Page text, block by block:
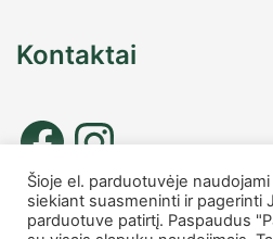
Kontaktai
Tel. nr.: +37067677885
info@charmshop.lt
Šioje el. parduotuvėje
siekiant suasmeninti ir pagerinti
parduotuve patirtį. Paspaudus